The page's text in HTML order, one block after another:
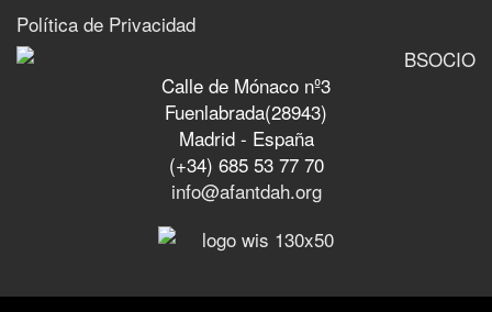
Política de Privacidad
Calle de Mónaco nº3
Fuenlabrada(28943)
Madrid - España
(+34) 685 53 77 70
info@afantdah.org